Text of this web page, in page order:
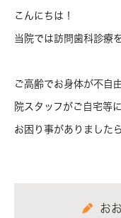
こんにちは！
当院では訪問歯科診療
ご高齢でお身体が不自
院スタッフがご自宅等
お困り事がありました
お